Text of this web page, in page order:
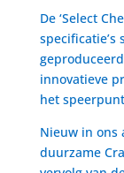
De ‘Select
specificatie’s
innovatieve
het
Nieuw in ons
duurzame